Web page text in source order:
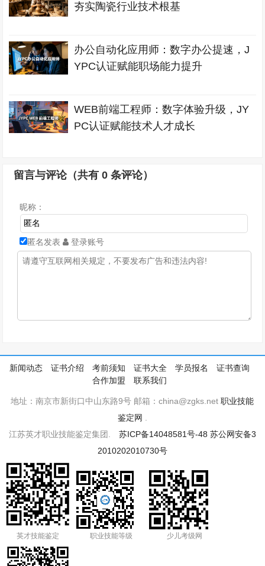
夯实陶瓷行业技术根基
办公自动化应用师：数字办公提速，J
YPC认证赋能职场能力提升
WEB前端工程师：数字体验升级，JY
PC认证赋能技术人才成长
留言与评论（共有0 条评论）
昵称：
匿名发表 登录账号
新闻动态 证书介绍 考前须知 证书大全 学员报名
证书查询
合作加盟
联系我们
地址：南京市新街口中山东路9号 邮箱：china@zgks.net职业技能
鉴定网
江苏英才职业技能鉴定集团. 苏ICP备14048581号-48 苏公网安备3
2010202010730号
英才技能鉴定 职业技能等级 少儿考级网